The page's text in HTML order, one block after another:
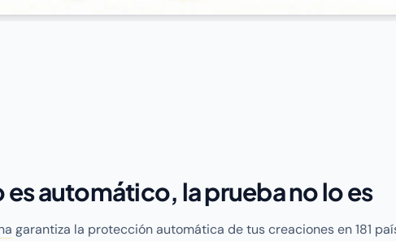
es automático, la prueba no lo es
garantiza la protección automática de tus creaciones en 181